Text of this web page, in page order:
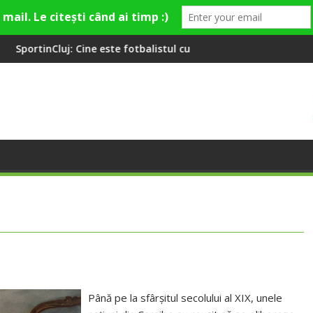
este fotbalistul cu două diplome care a învățat româna la 2 ani
Compania de Apă
Până pe la sfârșitul secolului al XIX, unele